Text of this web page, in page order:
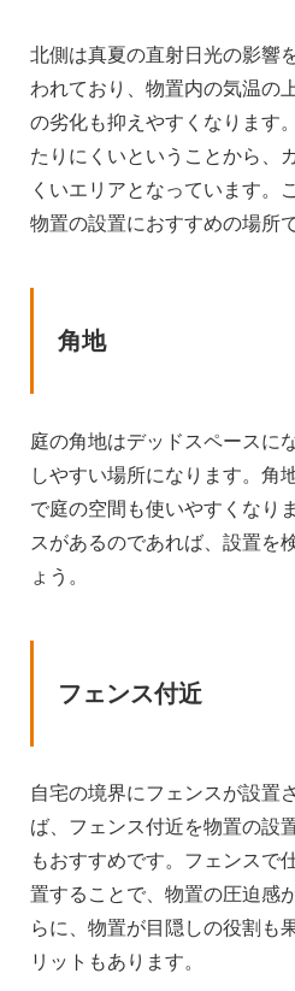
北側は真夏の直射日光の影響
われており、物置内の気温の
の劣化も抑えやすくなります
たりにくいということから、
くいエリアとなっています。
物置の設置におすすめの場所で
角地
庭の角地はデッドスペースに
しやすい場所になります。角
で庭の空間も使いやすくなり
スがあるのであれば、設置を
ょう。
フェンス付近
自宅の境界にフェンスが設置
ば、フェンス付近を物置の設
もおすすめです。フェンスで
置することで、物置の圧迫感
らに、物置が目隠しの役割も
リットもあります。